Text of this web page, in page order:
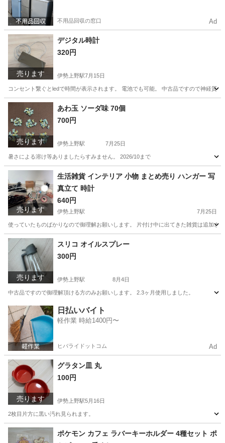
不用品回収の窓口 Ad
売ります
デジタル時計
320円
伊勢上野駅7月15日
コンセント繋ぐとledで時間が表示されます。 電池でも可能。 中古品ですので神経質な
三重 津市 伊勢上野駅 その他
売ります
あわ玉 ソーダ味 70個
700円
伊勢上野駅 7月25日
暑さによる溶け等ありましたらすみません。 2026/10まで
三重 津市 伊勢上野駅
売ります
生活雑貨 インテリア 小物 まとめ売り ハンガー 写
真立て 時計
640円
伊勢上野駅 7月25日
使っていたものばかりなので御理解お願いします。 片付け中に出てきた雑貨は追加さ
三重 津市 伊勢上野駅 その他
売ります
スリコ オイルスプレー
300円
伊勢上野駅 8月4日
中古品ですので御理解頂ける方のみお願いします。 2.3ヶ月使用しました。
三重 津市 伊勢上野駅 調理器具
日払いバイト
軽作業 時給1400円〜
ヒバライドットコム Ad
売ります
グラタン皿 丸
100円
伊勢上野駅5月16日
2枚目片方に黒い汚れ見られます。
三重 津市 伊勢上野駅 汚れ
ポケモン カフェ ラバーキーホルダー 4種セット ポ